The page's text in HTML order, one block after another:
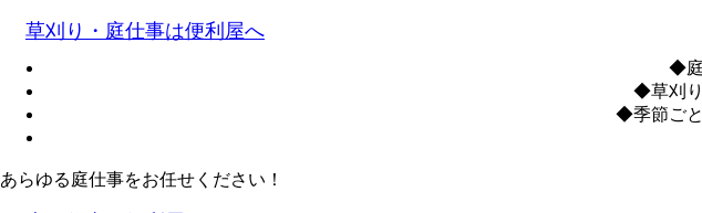
草刈り・庭仕事は便利屋へ
◆庭
◆草刈
◆季節ご
あらゆる庭仕事をお任せください！